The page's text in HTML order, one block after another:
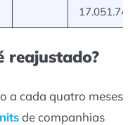
reajustado?
a cada quatro meses
de companhias